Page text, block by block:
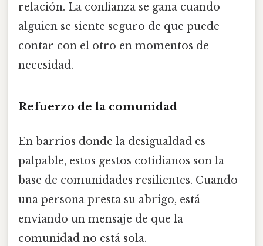
relación. La confianza se gana cuando
alguien se siente seguro de que puede
contar con el otro en momentos de
necesidad.
Refuerzo de la comunidad
En barrios donde la desigualdad es
palpable, estos gestos cotidianos son la
base de comunidades resilientes. Cuando
una persona presta su abrigo, está
enviando un mensaje de que la
comunidad no está sola.